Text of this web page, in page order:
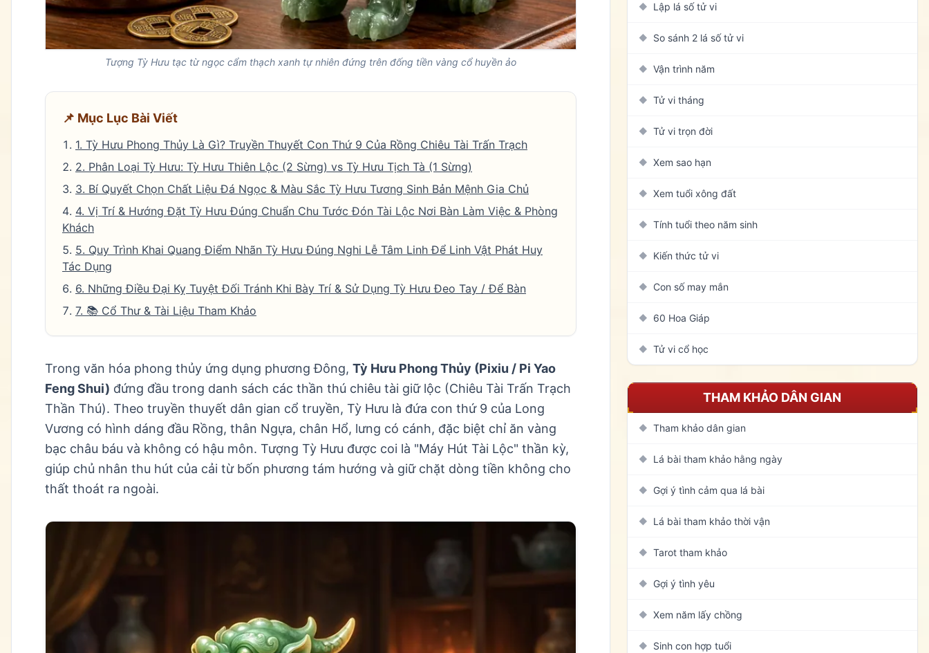
Tượng Tỳ Hưu tạc từ ngọc cẩm thạch xanh tự nhiên đứng trên đống tiền vàng cổ huyền ảo
📌 Mục Lục Bài Viết
1. Tỳ Hưu Phong Thủy Là Gì? Truyền Thuyết Con Thứ 9 Của Rồng Chiêu Tài Trấn Trạch
2. Phân Loại Tỳ Hưu: Tỳ Hưu Thiên Lộc (2 Sừng) vs Tỳ Hưu Tịch Tà (1 Sừng)
3. Bí Quyết Chọn Chất Liệu Đá Ngọc & Màu Sắc Tỳ Hưu Tương Sinh Bản Mệnh Gia Chủ
4. Vị Trí & Hướng Đặt Tỳ Hưu Đúng Chuẩn Chu Tước Đón Tài Lộc Nơi Bàn Làm Việc & Phòng
Khách
5. Quy Trình Khai Quang Điểm Nhãn Tỳ Hưu Đúng Nghi Lễ Tâm Linh Để Linh Vật Phát Huy
Tác Dụng
6. Những Điều Đại Kỵ Tuyệt Đối Tránh Khi Bày Trí & Sử Dụng Tỳ Hưu Đeo Tay / Để Bàn
7. 📚 Cổ Thư & Tài Liệu Tham Khảo
Trong văn hóa phong thủy ứng dụng phương Đông, Tỳ Hưu Phong Thủy (Pixiu / Pi Yao
Feng Shui) đứng đầu trong danh sách các thần thú chiêu tài giữ lộc (Chiêu Tài Trấn Trạch
Thần Thú). Theo truyền thuyết dân gian cổ truyền, Tỳ Hưu là đứa con thứ 9 của Long
Vương có hình dáng đầu Rồng, thân Ngựa, chân Hổ, lưng có cánh, đặc biệt chỉ ăn vàng
bạc châu báu và không có hậu môn. Tượng Tỳ Hưu được coi là "Máy Hút Tài Lộc" thần kỳ,
giúp chủ nhân thu hút của cải từ bốn phương tám hướng và giữ chặt dòng tiền không cho
thất thoát ra ngoài.
◆ Lập lá số tử vi
◆ So sánh 2 lá số tử vi
◆ Vận trình năm
◆ Tử vi tháng
◆ Tử vi trọn đời
◆ Xem sao hạn
◆ Xem tuổi xông đất
◆ Tính tuổi theo năm sinh
◆ Kiến thức tử vi
◆ Con số may mắn
◆ 60 Hoa Giáp
◆ Tử vi cổ học
THAM KHẢO DÂN GIAN
◆ Tham khảo dân gian
◆ Lá bài tham khảo hằng ngày
◆ Gợi ý tình cảm qua lá bài
◆ Lá bài tham khảo thời vận
◆ Tarot tham khảo
◆ Gợi ý tình yêu
◆ Xem năm lấy chồng
◆ Sinh con hợp tuổi